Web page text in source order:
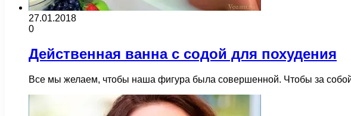
27.01.2018
0
Действенная ванна с содой для похудения
Все мы желаем, чтобы наша фигура была совершенной. Чтобы за